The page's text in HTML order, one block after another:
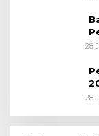
28
28